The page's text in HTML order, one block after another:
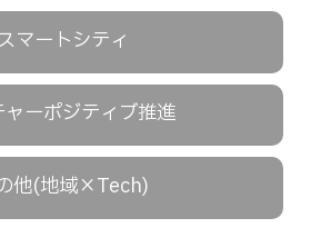
スマートシティ
ャーポジティブ推進
他(地域×Tech)